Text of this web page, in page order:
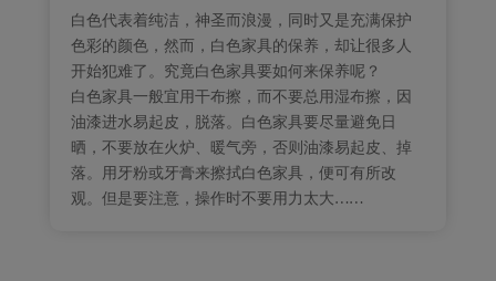
白色代表着纯洁，神圣而浪漫，同时又是充满保护
色彩的颜色，然而，白色家具的保养，却让很多人
开始犯难了。究竟白色家具要如何来保养呢？
白色家具一般宜用干布擦，而不要总用湿布擦，因
油漆进水易起皮，脱落。白色家具要尽量避免日
晒，不要放在火炉、暖气旁，否则油漆易起皮、掉
落。用牙粉或牙膏来擦拭白色家具，便可有所改
观。但是要注意，操作时不要用力太大……